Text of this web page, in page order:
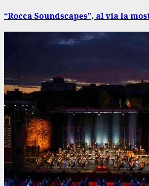
articolo
“Rocca Soundscapes”, al via la